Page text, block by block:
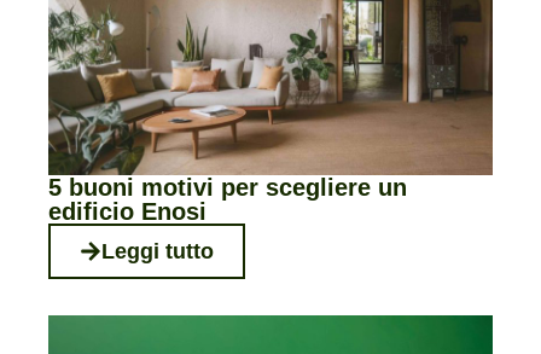
5 buoni motivi per scegliere un
edificio Enosi
Leggi tutto